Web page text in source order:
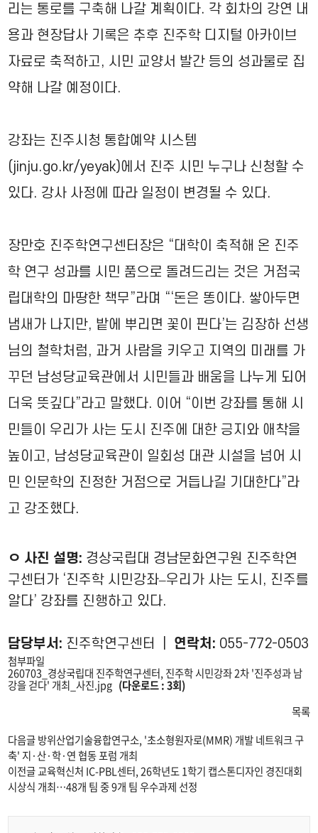
리는 통로를 구축해 나갈 계획이다. 각 회차의 강연 내
용과 현장답사 기록은 추후 진주학 디지털 아카이브
자료로 축적하고, 시민 교양서 발간 등의 성과물로 집
약해 나갈 예정이다.
강좌는 진주시청 통합예약 시스템
(jinju.go.kr/yeyak)에서 진주 시민 누구나 신청할 수
있다. 강사 사정에 따라 일정이 변경될 수 있다.
장만호 진주학연구센터장은 “대학이 축적해 온 진주
학 연구 성과를 시민 품으로 돌려드리는 것은 거점국
립대학의 마땅한 책무”라며 “‘돈은 똥이다. 쌓아두면
냄새가 나지만, 밭에 뿌리면 꽃이 핀다’는 김장하 선생
님의 철학처럼, 과거 사람을 키우고 지역의 미래를 가
꾸던 남성당교육관에서 시민들과 배움을 나누게 되어
더욱 뜻깊다”라고 말했다. 이어 “이번 강좌를 통해 시
민들이 우리가 사는 도시 진주에 대한 긍지와 애착을
높이고, 남성당교육관이 일회성 대관 시설을 넘어 시
민 인문학의 진정한 거점으로 거듭나길 기대한다”라
고 강조했다.
ㅇ 사진 설명: 경상국립대 경남문화연구원 진주학연
구센터가 ‘진주학 시민강좌–우리가 사는 도시, 진주를
알다’ 강좌를 진행하고 있다.
담당부서: 진주학연구센터 | 연락처: 055-772-0503
첨부파일
260703_경상국립대 진주학연구센터, 진주학 시민강좌 2차 '진주성과 남
강을 걷다' 개최_사진.jpg (다운로드 : 3회)
목록
다음글방위산업기술융합연구소, '초소형원자로(MMR) 개발 네트워크 구
축' 지·산·학·연 협동 포럼 개최
이전글교육혁신처 IC-PBL센터, 26학년도 1학기 캡스톤디자인 경진대회
시상식 개최…48개 팀 중 9개 팀 우수과제 선정